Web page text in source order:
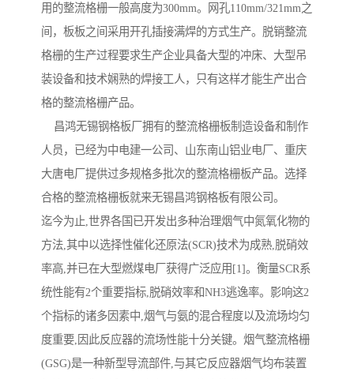
用的整流格栅一般高度为300mm。网孔110mm/321mm之
间，板板之间采用开孔插接满焊的方式生产。脱销整流
格栅的生产过程要求生产企业具备大型的冲床、大型吊
装设备和技术娴熟的焊接工人，只有这样才能生产出合
格的整流格栅产品。
昌鸿无锡钢格板厂拥有的整流格栅板制造设备和制作
人员，已经为中电建一公司、山东南山铝业电厂、重庆
大唐电厂提供过多规格多批次的整流格栅板产品。选择
合格的整流格栅板就来无锡昌鸿钢格板有限公司。
迄今为止,世界各国已开发出多种治理烟气中氮氧化物的
方法,其中以选择性催化还原法(SCR)技术为成熟,脱硝效
率高,并已在大型燃煤电厂获得广泛应用[1]。衡量SCR系
统性能有2个重要指标,脱硝效率和NH3逃逸率。影响这2
个指标的诸多因素中,烟气与氨的混合程度以及流场均匀
度重要,因此反应器的流场性能十分关键。烟气整流格栅
(GSG)是一种新型导流部件,与其它反应器烟气均布装置